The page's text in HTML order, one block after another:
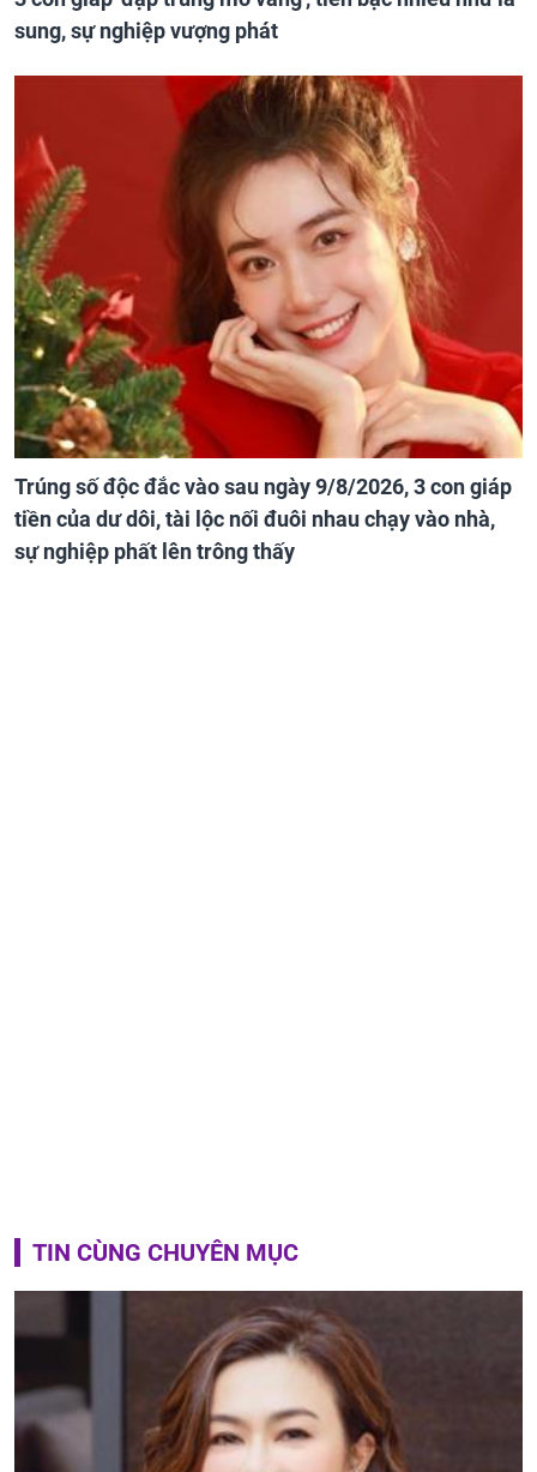
sung, sự nghiệp vượng phát
Trúng số độc đắc vào sau ngày 9/8/2026, 3 con giáp
tiền của dư dôi, tài lộc nối đuôi nhau chạy vào nhà,
sự nghiệp phất lên trông thấy
TIN CÙNG CHUYÊN MỤC